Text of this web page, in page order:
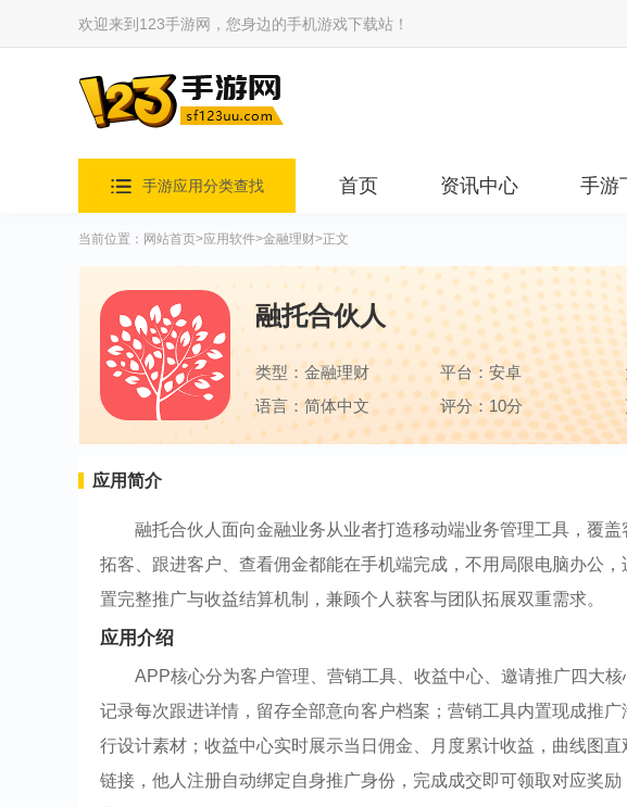
欢迎来到123手游网，您身边的手机游戏下载站！
手游应用分类查找 首页 资讯中心 手游
当前位置： 网站首页>应用软件>金融理财>正文
融托合伙人
类型：金融理财 平台：安卓
语言：简体中文
评分：10分
应用简介
融托合伙人面向金融业务从业者打造移动端业务管理工具，覆
拓客、跟进客户、查看佣金都能在手机端完成，不用局限电脑办公
置完整推广与收益结算机制，兼顾个人获客与团队拓展双重需求。
应用介绍
APP核心分为客户管理、营销工具、收益中心、邀请推广四大
记录每次跟进详情，留存全部意向客户档案；营销工具内置现成推
行设计素材；收益中心实时展示当日佣金、月度累计收益，曲线图
链接，他人注册自动绑定自身推广身份，完成成交即可领取对应奖